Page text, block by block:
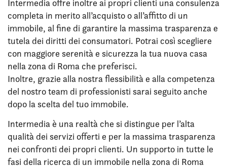
Intermedia offre inoltre ai propri clienti una consulenza
completa in merito all’acquisto o all’affitto di un
immobile, al fine di garantire la massima trasparenza e
tutela dei diritti dei consumatori. Potrai così scegliere
con maggiore serenità e sicurezza la tua nuova casa
nella zona di Roma che preferisci.
Inoltre, grazie alla nostra flessibilità e alla competenza
del nostro team di professionisti sarai seguito anche
dopo la scelta del tuo immobile.
Intermedia è una realtà che si distingue per l’alta
qualità dei servizi offerti e per la massima trasparenza
nei confronti dei propri clienti. Un supporto in tutte le
fasi della ricerca di un immobile nella zona di Roma